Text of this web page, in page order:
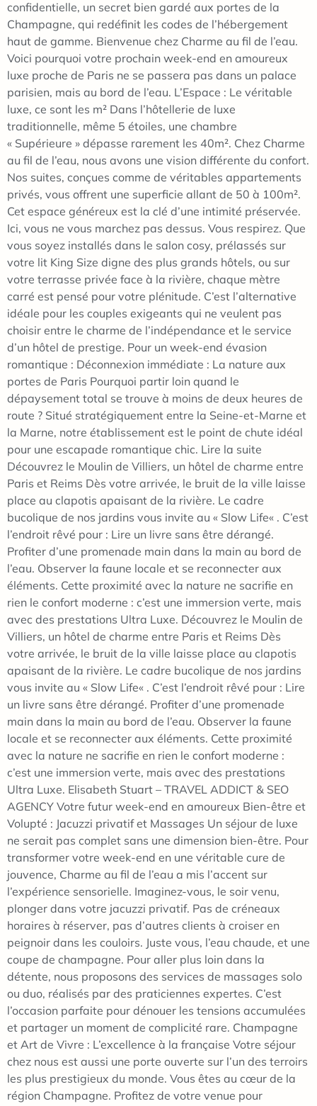
confidentielle, un secret bien gardé aux portes de la
Champagne, qui redéfinit les codes de l’hébergement
haut de gamme. Bienvenue chez Charme au fil de l’eau.
Voici pourquoi votre prochain week-end en amoureux
luxe proche de Paris ne se passera pas dans un palace
parisien, mais au bord de l’eau. L’Espace : Le véritable
luxe, ce sont les m² Dans l’hôtellerie de luxe
traditionnelle, même 5 étoiles, une chambre
« Supérieure » dépasse rarement les 40m². Chez Charme
au fil de l’eau, nous avons une vision différente du confort.
Nos suites, conçues comme de véritables appartements
privés, vous offrent une superficie allant de 50 à 100m².
Cet espace généreux est la clé d’une intimité préservée.
Ici, vous ne vous marchez pas dessus. Vous respirez. Que
vous soyez installés dans le salon cosy, prélassés sur
votre lit King Size digne des plus grands hôtels, ou sur
votre terrasse privée face à la rivière, chaque mètre
carré est pensé pour votre plénitude. C’est l’alternative
idéale pour les couples exigeants qui ne veulent pas
choisir entre le charme de l’indépendance et le service
d’un hôtel de prestige. Pour un week-end évasion
romantique : Déconnexion immédiate : La nature aux
portes de Paris Pourquoi partir loin quand le
dépaysement total se trouve à moins de deux heures de
route ? Situé stratégiquement entre la Seine-et-Marne et
la Marne, notre établissement est le point de chute idéal
pour une escapade romantique chic. Lire la suite
Découvrez le Moulin de Villiers, un hôtel de charme entre
Paris et Reims Dès votre arrivée, le bruit de la ville laisse
place au clapotis apaisant de la rivière. Le cadre
bucolique de nos jardins vous invite au « Slow Life« . C’est
l’endroit rêvé pour : Lire un livre sans être dérangé.
Profiter d’une promenade main dans la main au bord de
l’eau. Observer la faune locale et se reconnecter aux
éléments. Cette proximité avec la nature ne sacrifie en
rien le confort moderne : c’est une immersion verte, mais
avec des prestations Ultra Luxe. Découvrez le Moulin de
Villiers, un hôtel de charme entre Paris et Reims Dès
votre arrivée, le bruit de la ville laisse place au clapotis
apaisant de la rivière. Le cadre bucolique de nos jardins
vous invite au « Slow Life« . C’est l’endroit rêvé pour : Lire
un livre sans être dérangé. Profiter d’une promenade
main dans la main au bord de l’eau. Observer la faune
locale et se reconnecter aux éléments. Cette proximité
avec la nature ne sacrifie en rien le confort moderne :
c’est une immersion verte, mais avec des prestations
Ultra Luxe. Elisabeth Stuart – TRAVEL ADDICT & SEO
AGENCY Votre futur week-end en amoureux Bien-être et
Volupté : Jacuzzi privatif et Massages Un séjour de luxe
ne serait pas complet sans une dimension bien-être. Pour
transformer votre week-end en une véritable cure de
jouvence, Charme au fil de l’eau a mis l’accent sur
l’expérience sensorielle. Imaginez-vous, le soir venu,
plonger dans votre jacuzzi privatif. Pas de créneaux
horaires à réserver, pas d’autres clients à croiser en
peignoir dans les couloirs. Juste vous, l’eau chaude, et une
coupe de champagne. Pour aller plus loin dans la
détente, nous proposons des services de massages solo
ou duo, réalisés par des praticiennes expertes. C’est
l’occasion parfaite pour dénouer les tensions accumulées
et partager un moment de complicité rare. Champagne
et Art de Vivre : L’excellence à la française Votre séjour
chez nous est aussi une porte ouverte sur l’un des terroirs
les plus prestigieux du monde. Vous êtes au cœur de la
région Champagne. Profitez de votre venue pour